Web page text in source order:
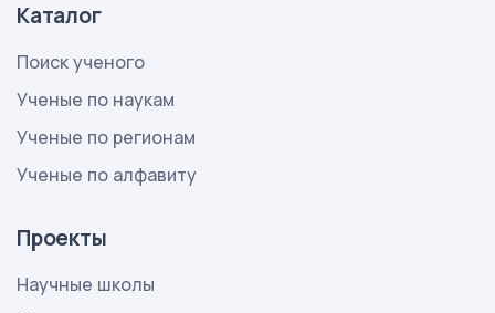
Каталог
Поиск ученого
Ученые по наукам
Ученые по регионам
Ученые по алфавиту
Проекты
Научные школы